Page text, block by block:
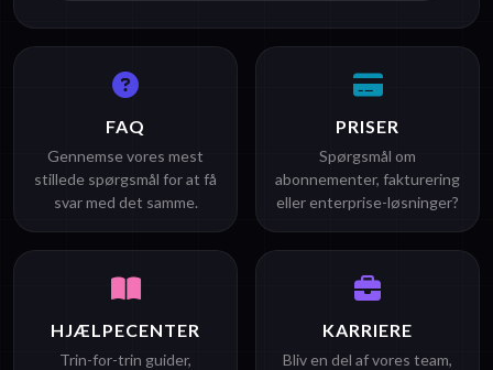
FAQ
Gennemse vores mest
stillede spørgsmål for at få
svar med det samme.
PRISER
Spørgsmål om
abonnementer, fakturering
eller enterprise-løsninger?
HJÆLPECENTER
Trin-for-trin guider,
KARRIERE
Bliv en del af vores team,